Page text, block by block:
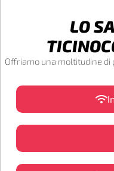
LO
Offriamo una moltitudine